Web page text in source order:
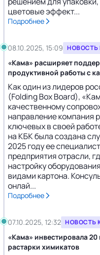
цветовые эффект...
Подробнее
08.10.2025, 15:09
«Кама» расширяет
продуктивной работы с
Как один из лидеров
(Folding Box Board),
качественному
направление компания
ключевых в своей
на КБК была создана
2025 году ее
предприятия отрасли,
настройку
видами картона.
онлай...
Подробнее
07.10.2025, 12:32 НОВОСТЬ
«Кама» инвестировала
растарки химикатов